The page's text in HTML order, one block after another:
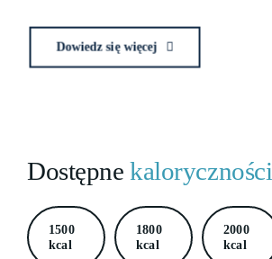
Dowiedz się więcej
Dostępnekaloryczności
1500
kcal
1800
kcal
2000
kcal